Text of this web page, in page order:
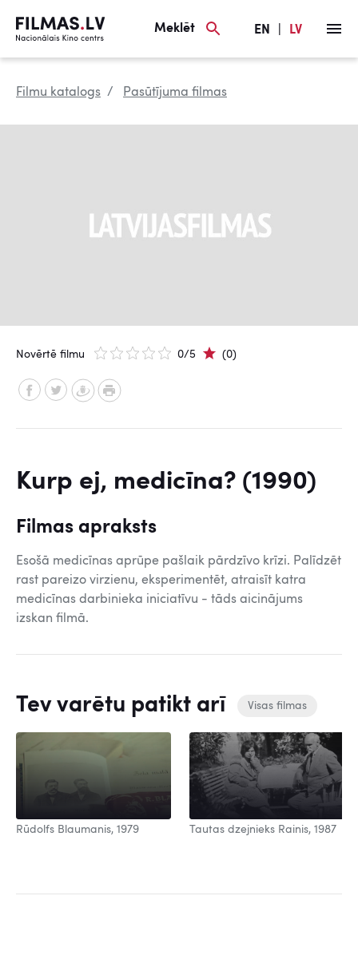
Meklēt EN LV
Filmu katalogs Pasūtījuma filmas
Novērtē filmu 0/5 (0)
Kurp ej, medicīna? (1990)
Filmas apraksts
Esošā medicīnas aprūpe pašlaik pārdzīvo krīzi. Palīdzēt
rast pareizo virzienu, eksperimentēt, atraisīt katra
medicīnas darbinieka iniciatīvu - tāds aicinājums
izskan filmā.
Tev varētu patikt arī Visas filmas
Rūdolfs Blaumanis, 1979 Tautas dzejnieks Rainis, 1987